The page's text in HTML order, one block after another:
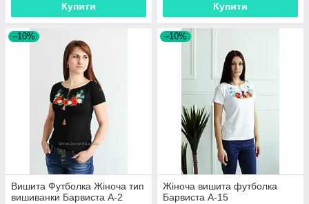
Купити Купити
–10%
Вишита Футболка Жіноча тип
вишиванки Барвиста А-2
–10%
Жіноча вишита футболка
Барвиста А-15